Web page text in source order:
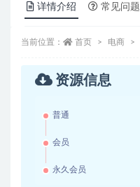
详情介绍 常见问题
当前位置： 首页 电商
资源信息
普通
会员
永久会员